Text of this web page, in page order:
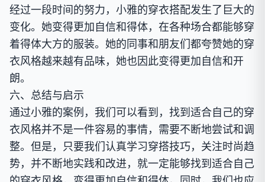
经过一段时间的努力，小雅的穿衣搭配发生了巨大的
变化。她变得更加自信和得体，在各种场合都能够穿
着得体大方的服装。她的同事和朋友们都夸赞她的穿
衣风格越来越有品味，她也因此变得更加自信和开
朗。
六、总结与启示
通过小雅的案例，我们可以看到，找到适合自己的穿
衣风格并不是一件容易的事情，需要不断地尝试和调
整。但是，只要我们认真学习穿搭技巧，关注时尚趋
势，并不断地实践和改进，就一定能够找到适合自己